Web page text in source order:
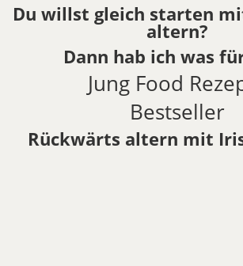
Du willst gleich starten
altern?
Dann hab ich was
Jung Food
Bestseller
Rückwärts altern mit